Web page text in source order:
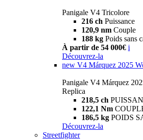
Panigale V4 Tricolore
216 ch Puissance
120,9 nm Couple
188 kg Poids sans
À partir de 54 000€ i
Découvrez-la
new V4 Márquez 2025
Panigale V4 Márquez
Replica
218,5 ch
122,1 Nm
186,5 kg POIDS
Découvrez-la
Streetfighter